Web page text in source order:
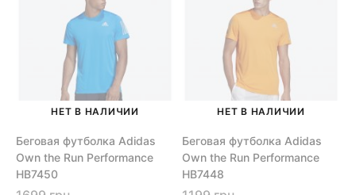
НЕТ В НАЛИЧИИ
Беговая футболка Adidas
Own the Run Performance
HB7450
НЕТ В НАЛИЧИИ
Беговая футболка Adidas
Own the Run Performance
HB7448